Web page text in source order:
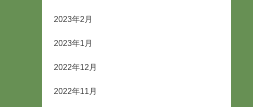
2023年2月
2023年1月
2022年12月
2022年11月